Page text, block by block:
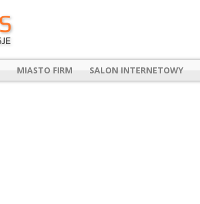
MIASTO FIRM SALON INTERNETOWY